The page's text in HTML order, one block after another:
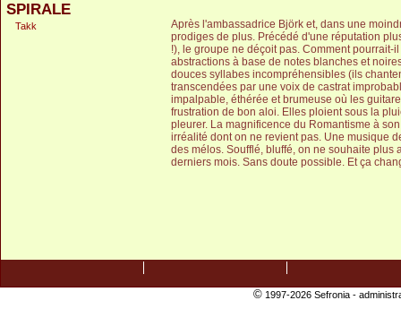
SPIRALE
Takk
Après l'ambassadrice Björk et, dans une
prodiges de plus. Précédé d'une réputation
!), le groupe ne déçoit pas. Comment
abstractions à base de notes blanches et
douces syllabes incompréhensibles (ils
transcendées par une voix de castrat
impalpable, éthérée et brumeuse où les
frustration de bon aloi. Elles ploient sous la
pleurer. La magnificence du Romantisme à
irréalité dont on ne revient pas. Une musique
des mélos. Soufflé, bluffé, on ne souhaite plus
derniers mois. Sans doute possible. Et ça
©1997-2026 Sefronia -